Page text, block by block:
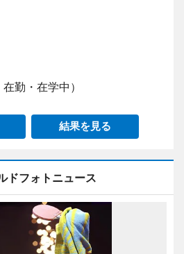
勤・在学中）
結果を見る
ドフォトニュース